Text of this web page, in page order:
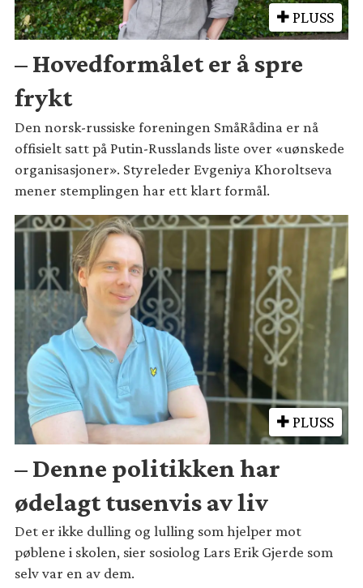
PLUSS
– Hovedformålet er å spre
frykt
Den norsk-russiske foreningen SmåRådina er nå
offisielt satt på Putin-Russlands liste over «uønskede
organisasjoner». Styreleder Evgeniya Khoroltseva
mener stemplingen har ett klart formål.
PLUSS
– Denne politikken har
ødelagt tusenvis av liv
Det er ikke dulling og lulling som hjelper mot
pøblene i skolen, sier sosiolog Lars Erik Gjerde som
selv var en av dem.